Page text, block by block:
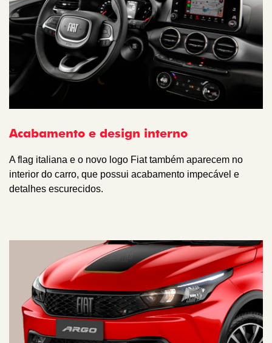
Acabamento e design interno
A flag italiana e o novo logo Fiat também aparecem no
interior do carro, que possui acabamento impecável e
detalhes escurecidos.